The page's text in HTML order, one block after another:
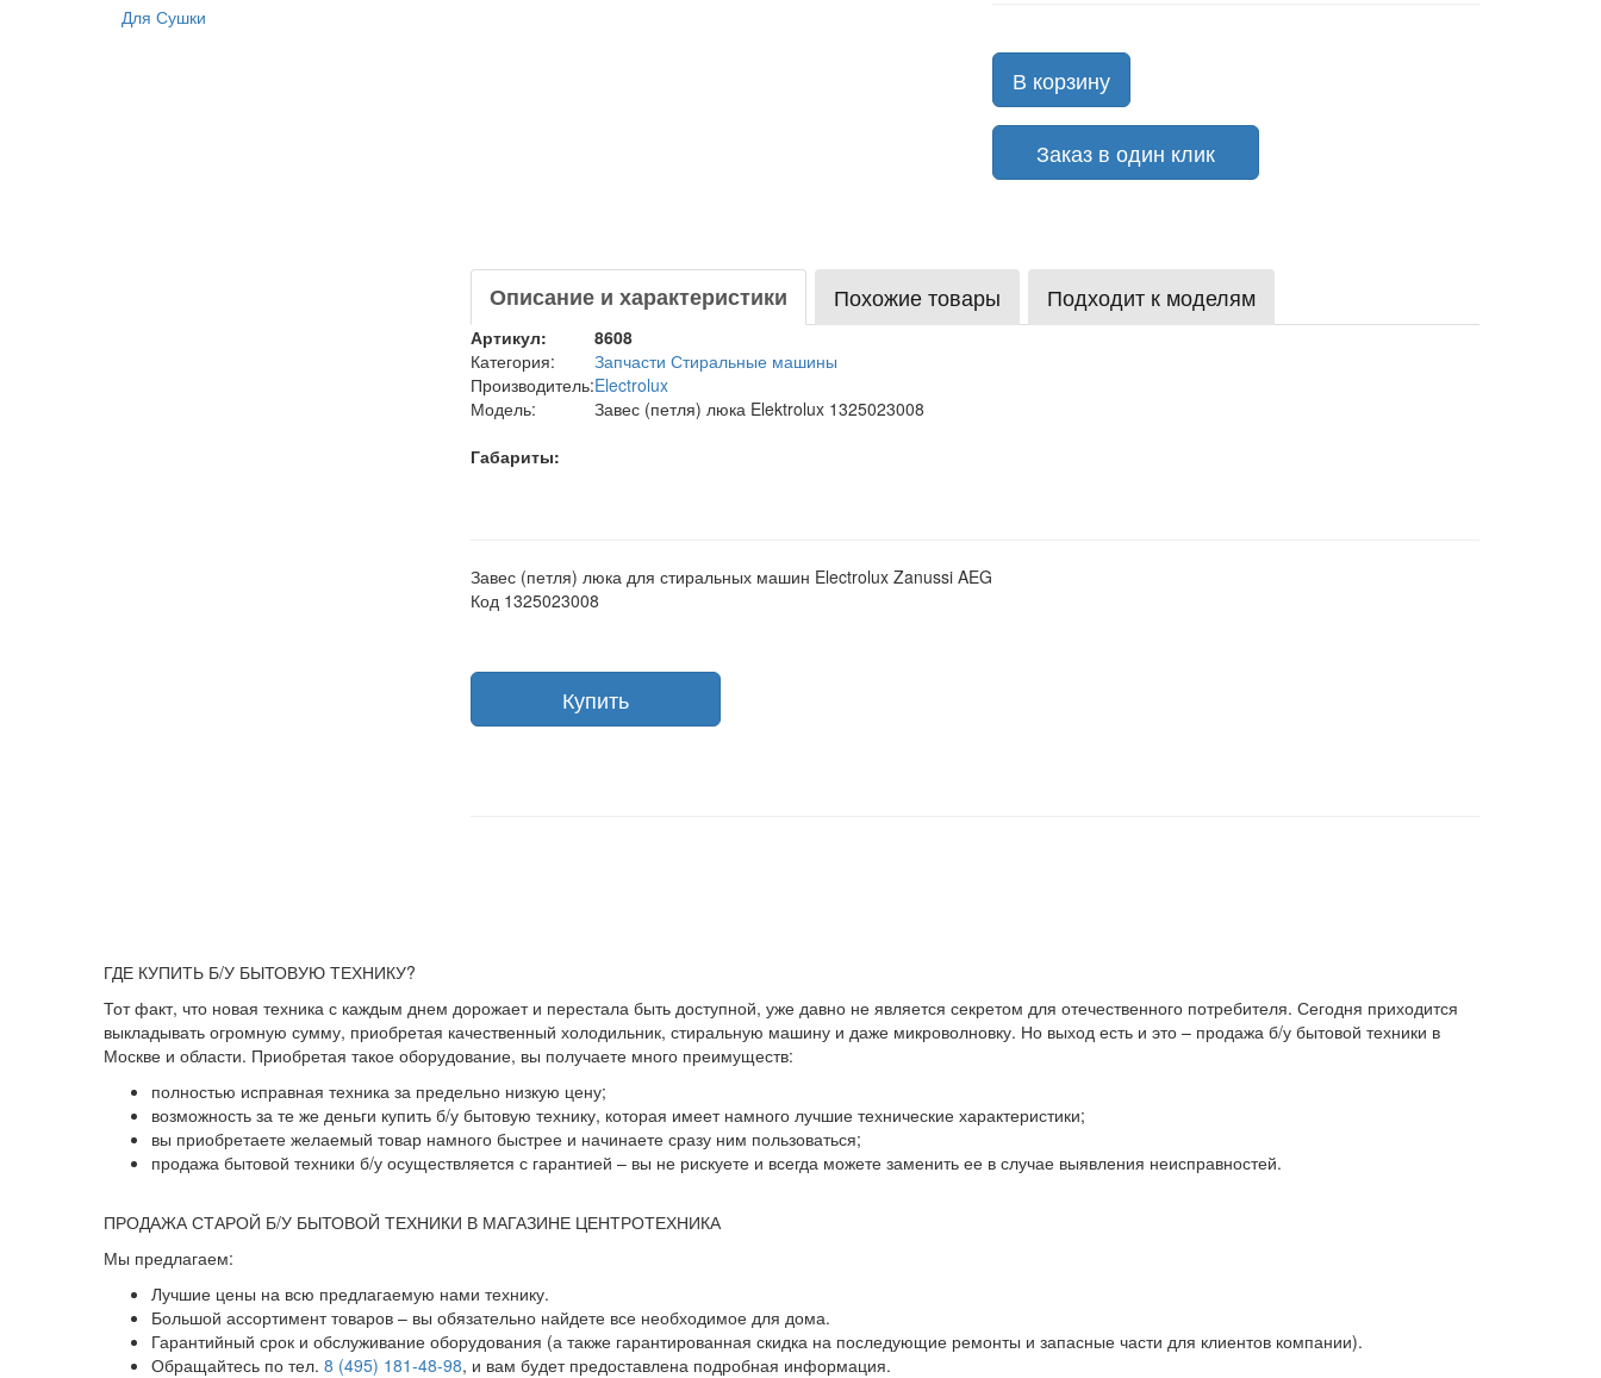
Для Сушки
В корзину
Заказ в один клик
Описание и характеристики Похожие товары Подходит к моделям
Артикул:
8608
Категория:
Запчасти Стиральные машины
Производитель:Electrolux
Модель:
Завес (петля) люка Elektrolux 1325023008
Габариты:
Завес (петля) люка для стиральных машин Electrolux Zanussi AEG
Код 1325023008
ГДЕ КУПИТЬ Б/У БЫТОВУЮ ТЕХНИКУ?
Тот факт, что новая техника с каждым днем дорожает и перестала быть доступной, уже давно не является секретом для отечественного потребителя. Сегодня приходится
выкладывать огромную сумму, приобретая качественный холодильник, стиральную машину и даже микроволновку. Но выход есть и это – продажа б/у бытовой техники в
Москве и области. Приобретая такое оборудование, вы получаете много преимуществ:
полностью исправная техника за предельно низкую цену;
возможность за те же деньги купить б/у бытовую технику, которая имеет намного лучшие технические характеристики;
вы приобретаете желаемый товар намного быстрее и начинаете сразу ним пользоваться;
продажа бытовой техники б/у осуществляется с гарантией – вы не рискуете и всегда можете заменить ее в случае выявления неисправностей.
ПРОДАЖА СТАРОЙ Б/У БЫТОВОЙ ТЕХНИКИ В МАГАЗИНЕ ЦЕНТРОТЕХНИКА
Мы предлагаем:
Лучшие цены на всю предлагаемую нами технику.
Большой ассортимент товаров – вы обязательно найдете все необходимое для дома.
Гарантийный срок и обслуживание оборудования (а также гарантированная скидка на последующие ремонты и запасные части для клиентов компании).
Обращайтесь по тел. 8 (495) 181-48-98, и вам будет предоставлена подробная информация.